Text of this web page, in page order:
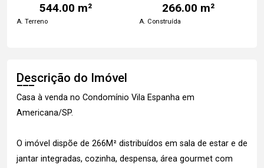
544.00 m²
A. Terreno
266.00 m²
A. Construída
Descrição do Imóvel
Casa à venda no Condomínio Vila Espanha em
Americana/SP.
O imóvel dispõe de 266M² distribuídos em sala de estar e de
jantar integradas, cozinha, despensa, área gourmet com